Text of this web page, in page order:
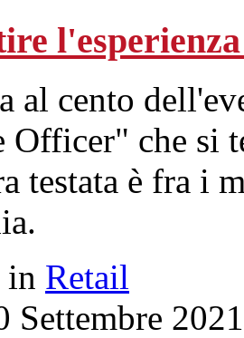
al cento
Officer" che si
testata è fra i
in Retail
Settembre